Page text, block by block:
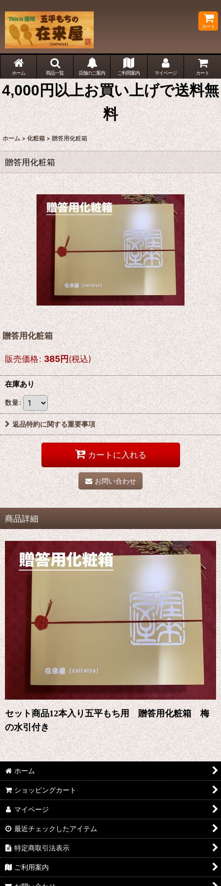
カート
ホーム 商品一覧 店舗のご案内 ご利用案内 マイページ カート
4,000円以上お買い上げで送料無
料
ホーム > 化粧箱 > 贈答用化粧箱
贈答用化粧箱
贈答用化粧箱
販売価格: 385円(税込)
在庫あり
数量:
返品特約に関する重要事項
カートに入れる
お問い合わせ
商品詳細
セット商品12本入り五平もち用 贈答用化粧箱 梅
の水引付き
ホーム
ショッピングカート
マイページ
最近チェックしたアイテム
特定商取引法表示
ご利用案内